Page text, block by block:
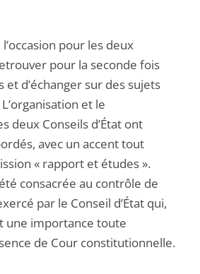
pour les deux
pour la seconde fois
et d’échanger sur des sujets
et le
deux Conseils d’État ont
avec un accent tout
« rapport et études ».
consacrée au contrôle de
par le Conseil d’État qui,
une importance toute
de Cour constitutionnelle.